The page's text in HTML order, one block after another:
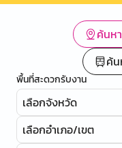
ค้นห
ค้
พื้นที่สะดวกรับงาน
เลือกจังหวัด
เลือกอำเภอ/เขต